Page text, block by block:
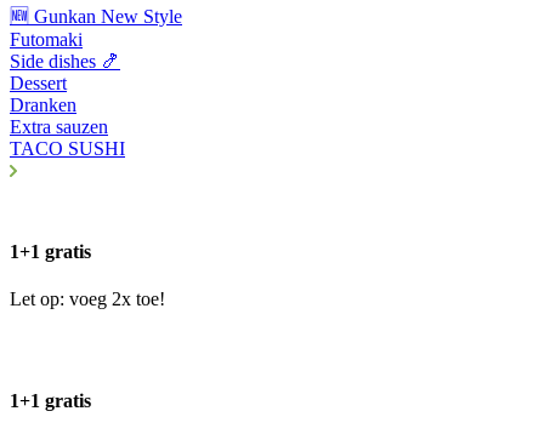
🆕 Gunkan New Style
Futomaki
Side dishes 🍤
Dessert
Dranken
Extra sauzen
TACO SUSHI
1+1 gratis
Let op: voeg 2x toe!
1+1 gratis